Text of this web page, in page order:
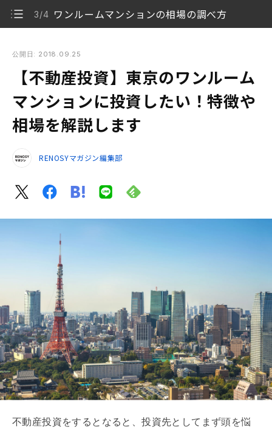
3/4 ワンルームマンションの相場の調べ方
徴や相場を解説します
1/4
東京のワンルームマンションに投資するメリットは入
居率
2/4 東京のワンルームマンション投資のデメリットは価格
3/4
公開日: 2018.09.25
【不動産投資】東京のワンルーム
マンションに投資したい！特徴や
相場を解説します
RENOSYマガジン編集部
不動産投資をするとなると、投資先としてまず頭を悩